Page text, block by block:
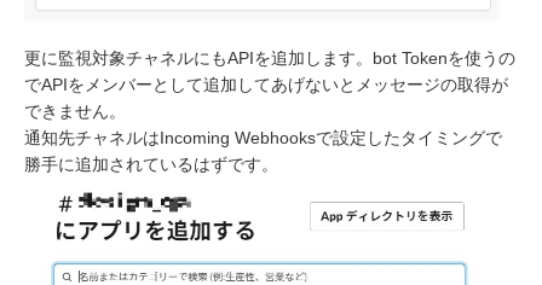
更に監視対象チャネルにもAPIを追加します。bot Tokenを使うの
でAPIをメンバーとして追加してあげないとメッセージの取得が
できません。
通知先チャネルはIncoming Webhooksで設定したタイミングで
勝手に追加されているはずです。